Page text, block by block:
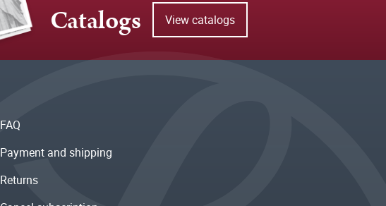
Catalogs View catalogs
FAQ
Payment and shipping
Returns